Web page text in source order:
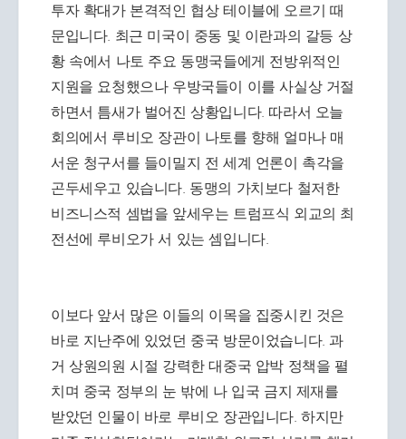
투자 확대가 본격적인 협상 테이블에 오르기 때
문입니다. 최근 미국이 중동 및 이란과의 갈등 상
황 속에서 나토 주요 동맹국들에게 전방위적인
지원을 요청했으나 우방국들이 이를 사실상 거절
하면서 틈새가 벌어진 상황입니다. 따라서 오늘
회의에서 루비오 장관이 나토를 향해 얼마나 매
서운 청구서를 들이밀지 전 세계 언론이 촉각을
곤두세우고 있습니다. 동맹의 가치보다 철저한
비즈니스적 셈법을 앞세우는 트럼프식 외교의 최
전선에 루비오가 서 있는 셈입니다.
이보다 앞서 많은 이들의 이목을 집중시킨 것은
바로 지난주에 있었던 중국 방문이었습니다. 과
거 상원의원 시절 강력한 대중국 압박 정책을 펼
치며 중국 정부의 눈 밖에 나 입국 금지 제재를
받았던 인물이 바로 루비오 장관입니다. 하지만